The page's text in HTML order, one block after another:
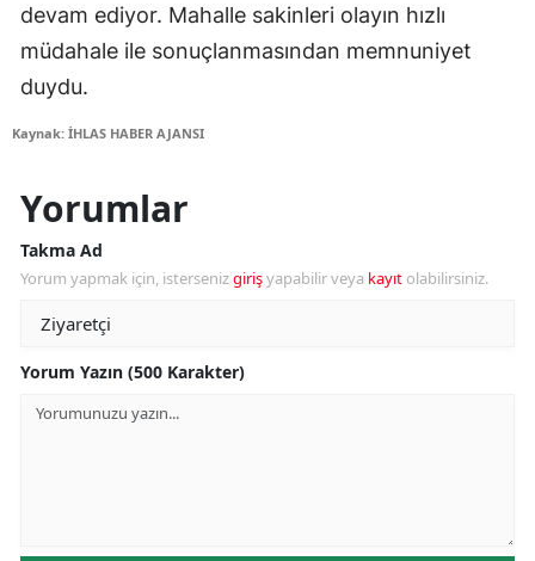
devam ediyor. Mahalle sakinleri olayın hızlı
müdahale ile sonuçlanmasından memnuniyet
duydu.
Kaynak: İHLAS HABER AJANSI
Yorumlar
Takma Ad
Yorum yapmak için, istersenizgirişyapabilir veya kayıt olabilirsiniz.
Yorum Yazın (500 Karakter)